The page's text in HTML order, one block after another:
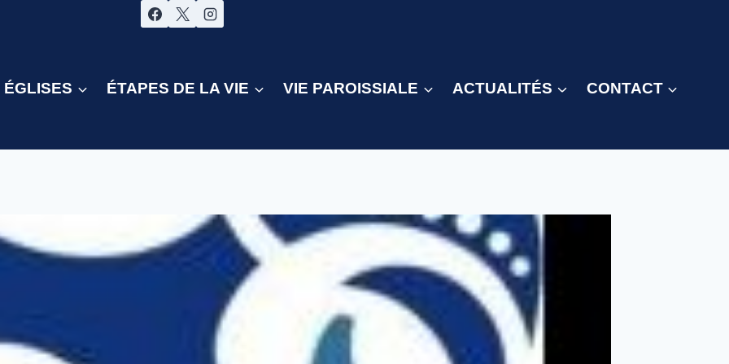
ÉGLISES ÉTAPES DE LA VIE VIE PAROISSIALE ACTUALITÉS CONTACT